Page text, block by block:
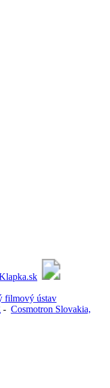
filmový ústav
- Cosmotron Slovakia,